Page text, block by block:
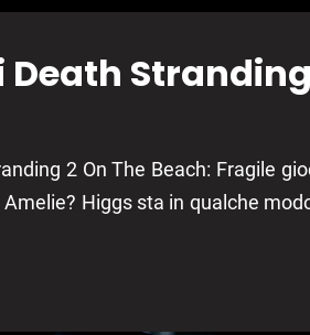
2 On The Beach: Fragile
Higgs sta in qualche